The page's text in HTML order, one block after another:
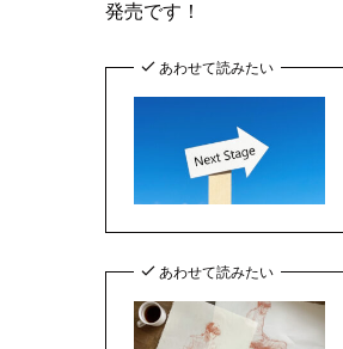
発売です！
あわせて読みたい
あわせて読みたい